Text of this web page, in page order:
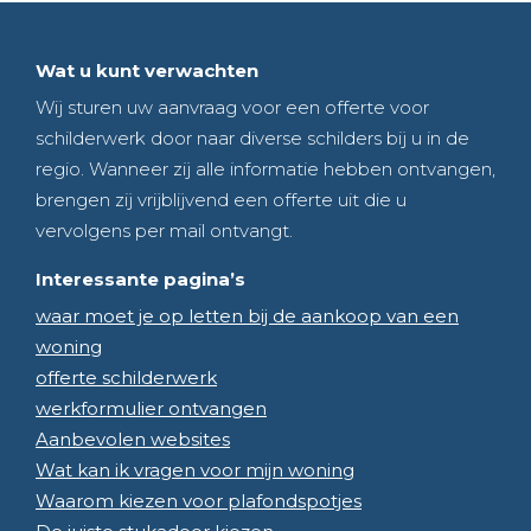
Wat u kunt verwachten
Wij sturen uw aanvraag voor een offerte voor
schilderwerk door naar diverse schilders bij u in de
regio. Wanneer zij alle informatie hebben ontvangen,
brengen zij vrijblijvend een offerte uit die u
vervolgens per mail ontvangt.
Interessante pagina’s
waar moet je op letten bij de aankoop van een
woning
offerte schilderwerk
werkformulier ontvangen
Aanbevolen websites
Wat kan ik vragen voor mijn woning
Waarom kiezen voor plafondspotjes